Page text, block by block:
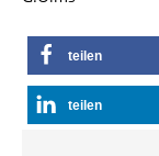
teilen
teilen